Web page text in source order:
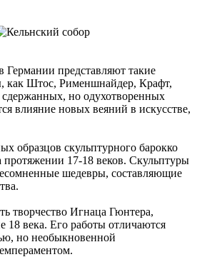
представляют такие
как Штос, Рименшнайдер, Крафт,
но одухотворенных
влияние новых веяний в искусстве,
образцов скульптурного барокко
протяжении 17-18 веков. Скульптуры
шедевры, составляющие
творчество Игнаца Гюнтера,
18 века. Его работы отличаются
но необыкновенной